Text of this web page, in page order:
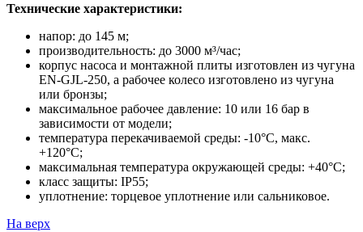
Технические характеристики:
напор: до 145 м;
производительность: до 3000 м³/час;
корпус насоса и монтажной плиты изготовлен из чугуна
EN-GJL-250, а рабочее колесо изготовлено из чугуна
или бронзы;
максимальное рабочее давление: 10 или 16 бар в
зависимости от модели;
температура перекачиваемой среды: -10°С, макс.
+120°С;
максимальная температура окружающей среды: +40°С;
класс защиты: IP55;
уплотнение: торцевое уплотнение или сальниковое.
На верх